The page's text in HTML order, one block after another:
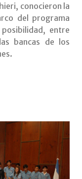
conocieron la
del programa
entre
bancas de los